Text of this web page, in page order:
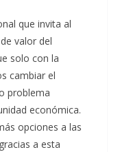
que invita al
valor del
solo con la
cambiar el
problema
económica.
opciones a las
a esta